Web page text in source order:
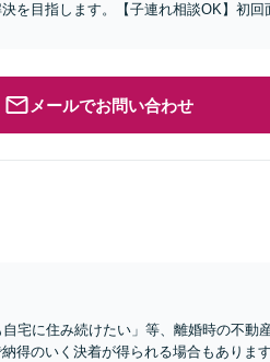
を目指します。【子連れ相談OK】初回
メールでお問い合わせ
宅に住み続けたい」等、離婚時の不動
得のいく決着が得られる場合もありま